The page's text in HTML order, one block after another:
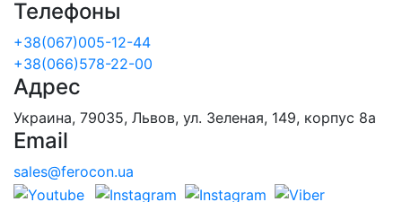
Телефоны
+38(067)005-12-44
+38(066)578-22-00
Адрес
Украина, 79035, Львов, ул. Зеленая, 149, корпус 8а
Email
sales@ferocon.ua